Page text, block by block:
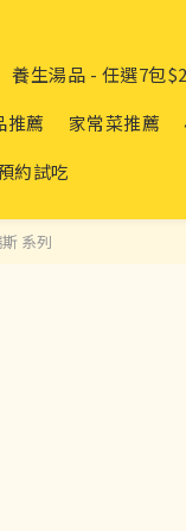
養生湯品 - 任選7包
推薦 家常菜推薦
約試吃
系列